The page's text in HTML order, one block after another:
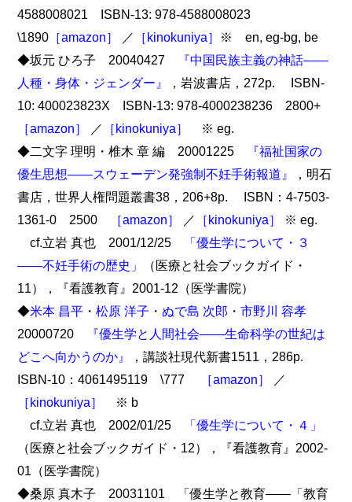
4588008021 ISBN-13: 978-4588008023
\1890 ［amazon］ ／ ［kinokuniya］ ※ en, eg-bg, be
◆坂元 ひろ子 20040427
『中国民族主義の神話――
人種・身体・ジェンダー』
，岩波書店，272p. ISBN-
10: 400023823X ISBN-13: 978-4000238236 2800+
［amazon］
／ ［kinokuniya］
※ eg.
◆二文字 理明・椎木 章 編 20001225
『福祉国家の
優生思想――スウェーデン発強制不妊手術報道』
，明石
書店，世界人権問題叢書38，206+8p. ISBN：4-7503-
1361-0 2500
［amazon］ ／ ［kinokuniya］
※ eg.
cf.立岩 真也 2001/12/25
「優生学について・３
――不妊手術の歴史」
（医療と社会ブックガイド・
11），『看護教育』2001-12（医学書院）
◆米本 昌平 ・松原 洋子 ・ぬで島 次郎 ・市野川 容孝
20000720
『優生学と人間社会――生命科学の世紀は
どこへ向かうのか』
，講談社現代新書1511，286p.
ISBN-10：4061495119 \777
［amazon］
／
［kinokuniya］
※ b
cf.立岩 真也 2002/01/25
「優生学について・４」
（医療と社会ブックガイド・12），『看護教育』2002-
01（医学書院）
◆桑原 真木子 20031101 「優生学と教育――「教育